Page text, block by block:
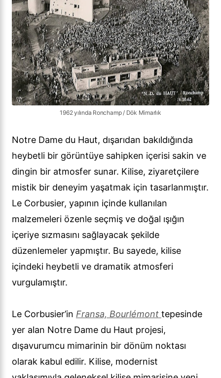
1962 yılında Ronchamp / Dök Mimarlık
Notre Dame du Haut, dışarıdan bakıldığında
heybetli bir görüntüye sahipken içerisi sakin ve
dingin bir atmosfer sunar. Kilise, ziyaretçilere
mistik bir deneyim yaşatmak için tasarlanmıştır.
Le Corbusier, yapının içinde kullanılan
malzemeleri özenle seçmiş ve doğal ışığın
içeriye sızmasını sağlayacak şekilde
düzenlemeler yapmıştır. Bu sayede, kilise
içindeki heybetli ve dramatik atmosferi
vurgulamıştır.
Le Corbusier’in Fransa, Bourlémont tepesinde
yer alan Notre Dame du Haut projesi,
dışavurumcu mimarinin bir dönüm noktası
olarak kabul edilir. Kilise, modernist